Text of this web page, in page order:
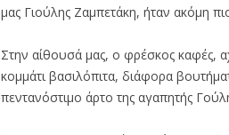
μας Γιούλης Ζαμπετάκη, ήταν ακόμη
Στην αίθουσά μας, ο φρέσκος καφές,
κομμάτι βασιλόπιτα, διάφορα
πεντανόστιμο άρτο της αγαπητής